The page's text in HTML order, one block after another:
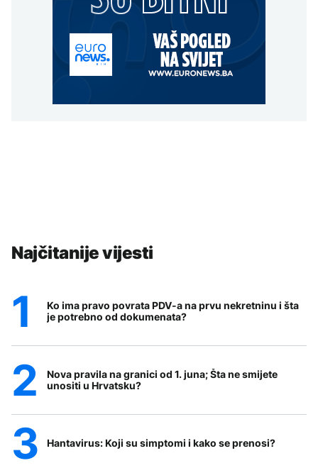
Najčitanije vijesti
Ko ima pravo povrata PDV-a na prvu nekretninu i šta
je potrebno od dokumenata?
Nova pravila na granici od 1. juna; Šta ne smijete
unositi u Hrvatsku?
Hantavirus: Koji su simptomi i kako se prenosi?